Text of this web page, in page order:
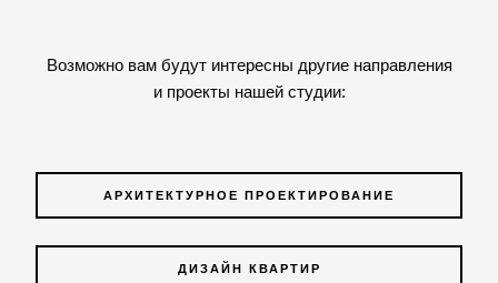
Возможно вам будут интересны другие направления
и проекты нашей студии:
АРХИТЕКТУРНОЕ ПРОЕКТИРОВАНИЕ
ДИЗАЙН КВАРТИР